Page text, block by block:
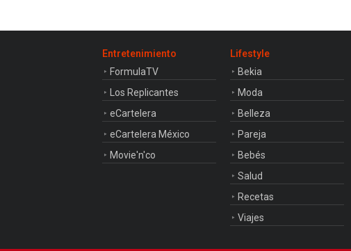
Entretenimiento
FormulaTV
Los Replicantes
eCartelera
eCartelera México
Movie'n'co
Lifestyle
Bekia
Moda
Belleza
Pareja
Bebés
Salud
Recetas
Viajes